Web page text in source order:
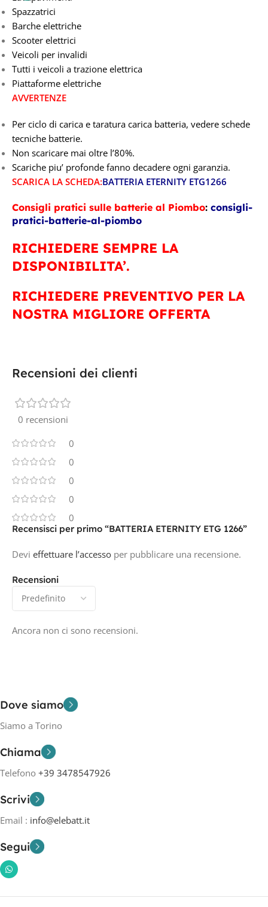
Spazzatrici
Barche elettriche
Scooter elettrici
Veicoli per invalidi
Tutti i veicoli a trazione elettrica
Piattaforme elettriche
AVVERTENZE
Per ciclo di carica e taratura carica batteria, vedere schede
tecniche batterie.
Non scaricare mai oltre l’80%.
Scariche piu’ profonde fanno decadere ogni garanzia.
SCARICA LA SCHEDA:BATTERIA ETERNITY ETG1266
Consigli pratici sulle batterie al Piombo: consigli-
pratici-batterie-al-piombo
RICHIEDERE SEMPRE LA
DISPONIBILITA’.
RICHIEDERE PREVENTIVO PER LA
NOSTRA MIGLIORE OFFERTA
Recensioni dei clienti
0 recensioni
0
0
0
0
0
Recensioni
Ancora non ci sono recensioni.
Recensisci per primo “BATTERIA ETERNITY ETG 1266”
Devi effettuare l’accesso per pubblicare una recensione.
Dove siamo
Siamo a Torino
Chiama
Telefono +39 3478547926
Scrivi
Email : info@elebatt.it
Segui